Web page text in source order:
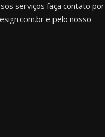
serviços faça contato por
e pelo nosso